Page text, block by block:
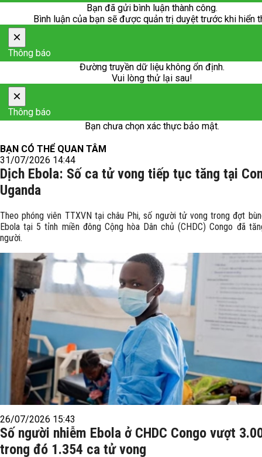
Bạn đã gửi bình luận thành công.
Bình luận của bạn sẽ được quản trị duyệt trước khi hiển
×
Thông báo
Đường truyền dữ liệu không ổn định.
Vui lòng thử lại sau!
×
Thông báo
Bạn chưa chọn xác thực bảo mật.
BẠN CÓ THỂ QUAN TÂM
31/07/2026 14:44
Dịch Ebola: Số ca tử vong tiếp tục tăng tại
Uganda
Theo phóng viên TTXVN tại châu Phi, số người tử vong trong đợt
Ebola tại 5 tỉnh miền đông Cộng hòa Dân chủ (CHDC) Congo đã
người.
26/07/2026 15:43
Số người nhiễm Ebola ở CHDC Congo vượt
trong đó 1.354 ca tử vong